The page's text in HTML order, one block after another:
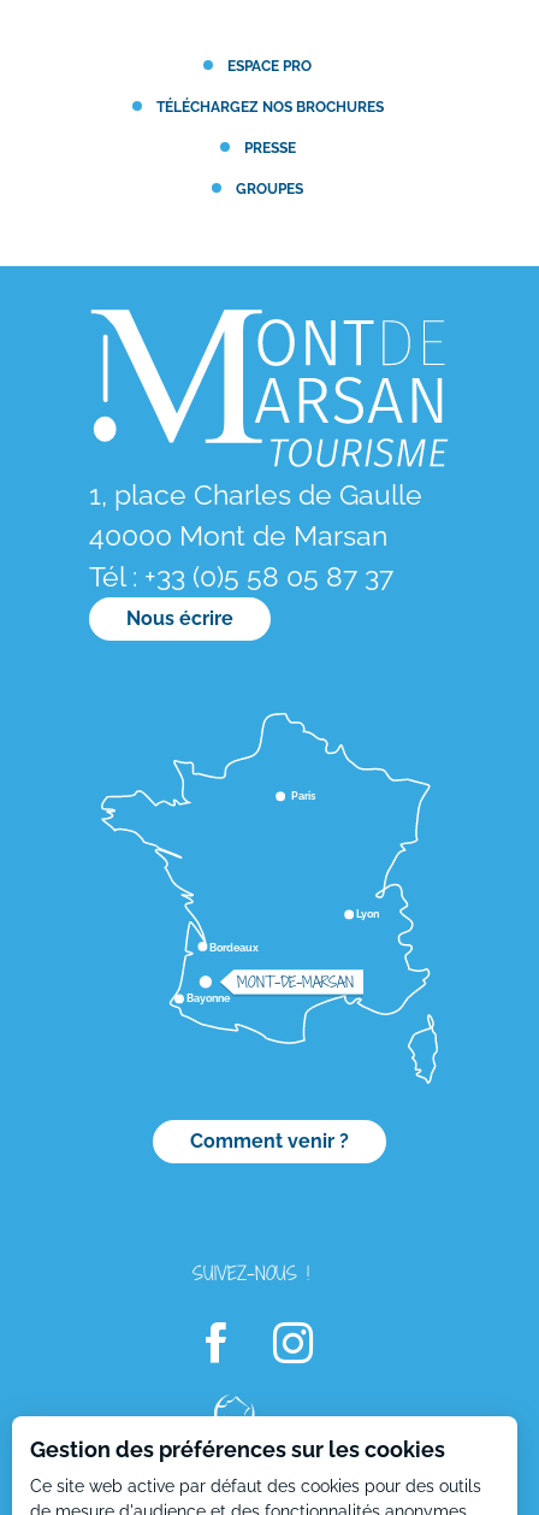
Description
ESPACE PRO
TÉLÉCHARGEZ NOS BROCHURES
PRESSE
GROUPES
1, place Charles de Gaulle
40000 Mont de Marsan
Tél : +33 (0)5 58 05 87 37
Nous écrire
Lyon
Bordeaux
Paris
Bayonne
MONT-DE-MARSAN
Comment venir ?
SUIVEZ-NOUS !
Gestion des préférences sur les cookies
Ce site web active par défaut des cookies pour des outils